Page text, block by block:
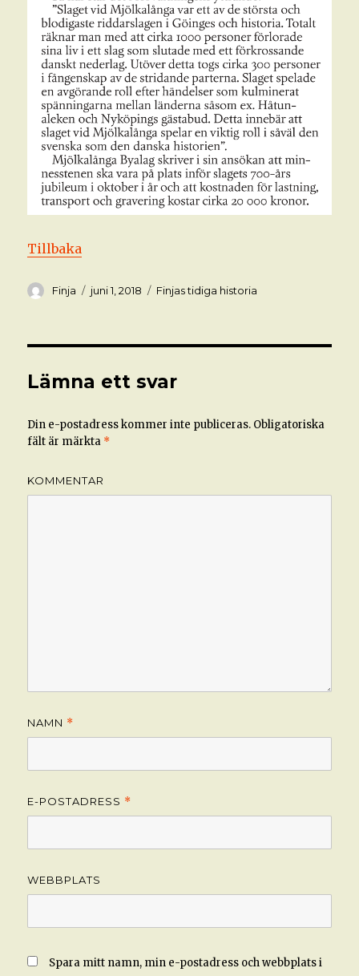
Tillbaka
Författare
Finja Postat
juni 1, 2018 Kategorier
Finjas tidiga historia
Lämna ett svar
Din e-postadress kommer inte publiceras. Obligatoriska
fält är märkta *
KOMMENTAR
NAMN *
E-POSTADRESS *
WEBBPLATS
Spara mitt namn, min e-postadress och webbplats i